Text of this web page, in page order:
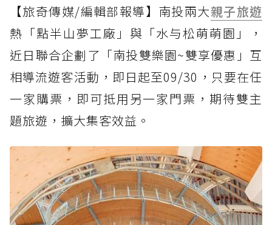
【旅奇傳媒/編輯部報導】南投兩大親子旅遊
熱「點半山夢工廠」與「水与松萌萌園」，
近日聯合企劃了「南投雙樂園~雙享優惠」互
相導流遊客活動，即日起至09/30，只要在任
一家購票，即可抵用另一家門票，期待雙主
題旅遊，擴大集客效益。